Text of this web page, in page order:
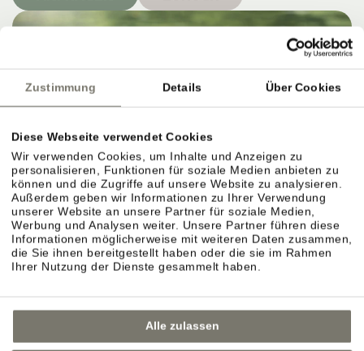
Zustimmung Details Über Cookies
Diese Webseite verwendet Cookies
Wir verwenden Cookies, um Inhalte und Anzeigen zu
personalisieren, Funktionen für soziale Medien anbieten zu
können und die Zugriffe auf unsere Website zu analysieren.
Außerdem geben wir Informationen zu Ihrer Verwendung
unserer Website an unsere Partner für soziale Medien,
Werbung und Analysen weiter. Unsere Partner führen diese
Informationen möglicherweise mit weiteren Daten zusammen,
die Sie ihnen bereitgestellt haben oder die sie im Rahmen
Ihrer Nutzung der Dienste gesammelt haben.
Alle zulassen